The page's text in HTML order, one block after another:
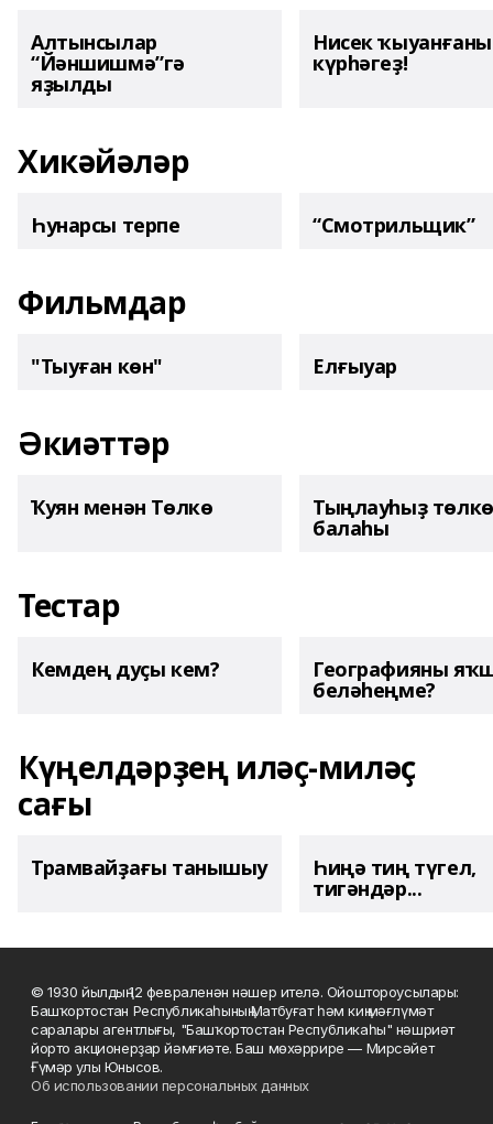
Алтынсылар
“Йәншишмә”гә
яҙылды
Нисек
күрһәгеҙ!
Хикәйәләр
Һунарсы терпе “Смотрильщик”
Фильмдар
"Тыуған көн" Елғыуар
Әкиәттәр
Ҡуян менән Төлкө Тыңлауһыҙ төлкө
балаһы
Тестар
Кемдең дуҫы кем? Географияны
беләһеңме?
Күңелдәрҙең иләҫ-миләҫ
сағы
Трамвайҙағы танышыу Һиңә тиң түгел,
тигәндәр...
© 1930 йылдың 12 февраленән нәшер ителә. Ойоштороусылары:
Башҡортостан Республикаһының Матбуғат һәм киң мәғлүмәт
саралары агентлығы, "Башҡортостан Республикаһы" нәшриәт
йорто акционерҙар йәмғиәте. Баш мөхәррире — Мирсәйет
Ғүмәр улы Юнысов.
Об использовании персональных данных